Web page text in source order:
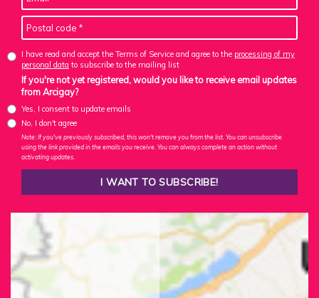
I have read and accept the Terms of Service and agree to the processing of my
personal data to subscribe to the mailing list
If you're not yet registered, would you like to receive email updates
from Arcigay?
Yes, I consent to update emails
No, I don't agree
Note: If you've previously subscribed, this won't remove you from the list. You can unsubscribe
using the link provided in the emails you receive. You can always complete an action without
activating updates.